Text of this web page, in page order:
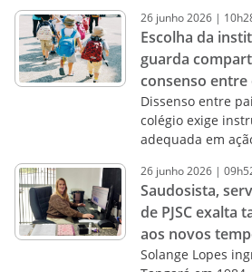
26 junho2026 |
Escolha da
guarda
consenso entre
Dissenso entre
colégio exige
adequada em
26 junho2026 |
Saudosista,
de PJSC exalta
aos novos
Solange Lopes